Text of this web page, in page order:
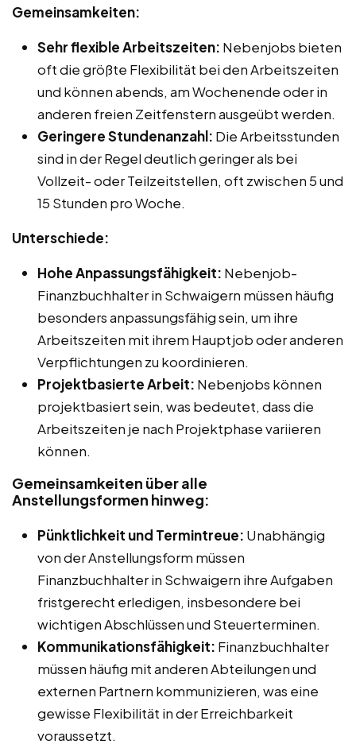
Gemeinsamkeiten:
Sehr flexible Arbeitszeiten: Nebenjobs bieten
oft die größte Flexibilität bei den Arbeitszeiten
und können abends, am Wochenende oder in
anderen freien Zeitfenstern ausgeübt werden.
Geringere Stundenanzahl: Die Arbeitsstunden
sind in der Regel deutlich geringer als bei
Vollzeit- oder Teilzeitstellen, oft zwischen 5 und
15 Stunden pro Woche.
Unterschiede:
Hohe Anpassungsfähigkeit: Nebenjob-
Finanzbuchhalter in Schwaigern müssen häufig
besonders anpassungsfähig sein, um ihre
Arbeitszeiten mit ihrem Hauptjob oder anderen
Verpflichtungen zu koordinieren.
Projektbasierte Arbeit: Nebenjobs können
projektbasiert sein, was bedeutet, dass die
Arbeitszeiten je nach Projektphase variieren
können.
Gemeinsamkeiten über alle
Anstellungsformen hinweg:
Pünktlichkeit und Termintreue: Unabhängig
von der Anstellungsform müssen
Finanzbuchhalter in Schwaigern ihre Aufgaben
fristgerecht erledigen, insbesondere bei
wichtigen Abschlüssen und Steuerterminen.
Kommunikationsfähigkeit: Finanzbuchhalter
müssen häufig mit anderen Abteilungen und
externen Partnern kommunizieren, was eine
gewisse Flexibilität in der Erreichbarkeit
voraussetzt.